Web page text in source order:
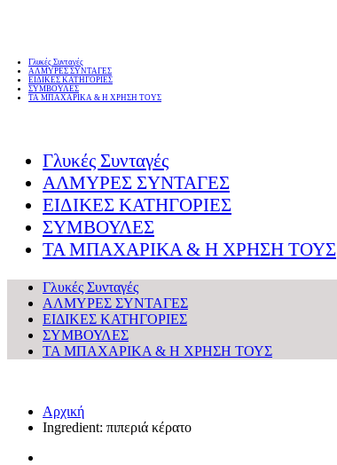
Γλυκές Συνταγές
ΑΛΜΥΡΕΣ ΣΥΝΤΑΓΕΣ
ΕΙΔΙΚΕΣ ΚΑΤΗΓΟΡΙΕΣ
ΣΥΜΒΟΥΛΕΣ
ΤΑ ΜΠΑΧΑΡΙΚΑ & Η ΧΡΗΣΗ ΤΟΥΣ
Γλυκές Συνταγές
ΑΛΜΥΡΕΣ ΣΥΝΤΑΓΕΣ
ΕΙΔΙΚΕΣ ΚΑΤΗΓΟΡΙΕΣ
ΣΥΜΒΟΥΛΕΣ
ΤΑ ΜΠΑΧΑΡΙΚΑ & Η ΧΡΗΣΗ ΤΟΥΣ
Γλυκές Συνταγές
ΑΛΜΥΡΕΣ ΣΥΝΤΑΓΕΣ
ΕΙΔΙΚΕΣ ΚΑΤΗΓΟΡΙΕΣ
ΣΥΜΒΟΥΛΕΣ
ΤΑ ΜΠΑΧΑΡΙΚΑ & Η ΧΡΗΣΗ ΤΟΥΣ
Αρχική
Ingredient: πιπεριά κέρατο